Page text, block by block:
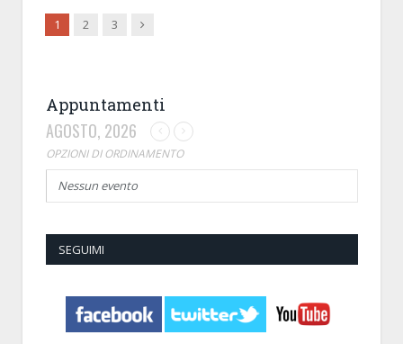
1 2 3 Next
Appuntamenti
AGOSTO, 2026
OPZIONI DI ORDINAMENTO
Nessun evento
SEGUIMI